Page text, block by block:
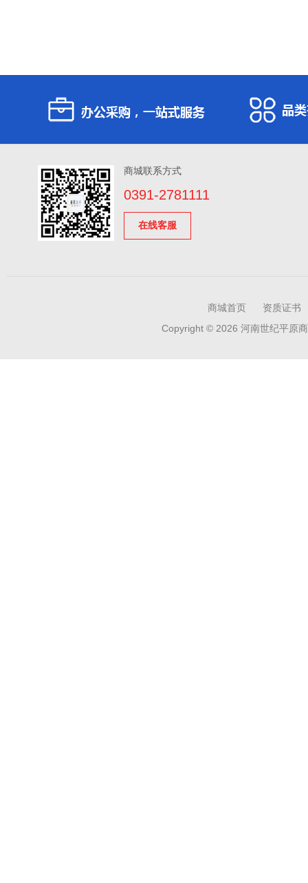
商城联系方式
0391-2781111
在线客服
商城首页
资质证书
Copyright © 2026 河南世纪平